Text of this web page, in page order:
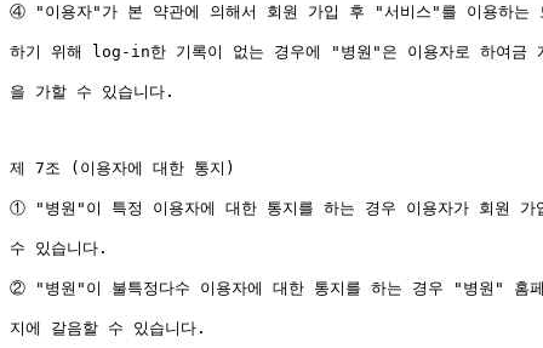
④ "이용자"가 본 약관에 의해서 회원 가입 후 "서비스"를 이용하는
하기 위해 log-in한 기록이 없는 경우에 "병원"은 이용자로 하여금
을 가할 수 있습니다.
제 7조 (이용자에 대한 통지)
① "병원"이 특정 이용자에 대한 통지를 하는 경우 이용자가 회원 가
수 있습니다.
② "병원"이 불특정다수 이용자에 대한 통지를 하는 경우 "병원" 홈페
지에 갈음할 수 있습니다.